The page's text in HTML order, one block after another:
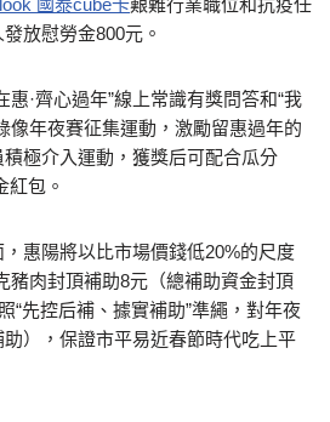
國泰cube卡艱難行業職位和抗疫任
放慰勞金800元。
惠·齊心過年”線上常識有獎問答和“我
像年夜賽征集運動，激勵留惠過年的
極介入運動，獲獎后可配合瓜分
紅包。
惠陽將以比市場價錢低20%的尺度
豬肉封頂補助8元（總補助資金封頂
“先控后補、據實補助”準繩，對年夜
），保證市平易近春節時代吃上平